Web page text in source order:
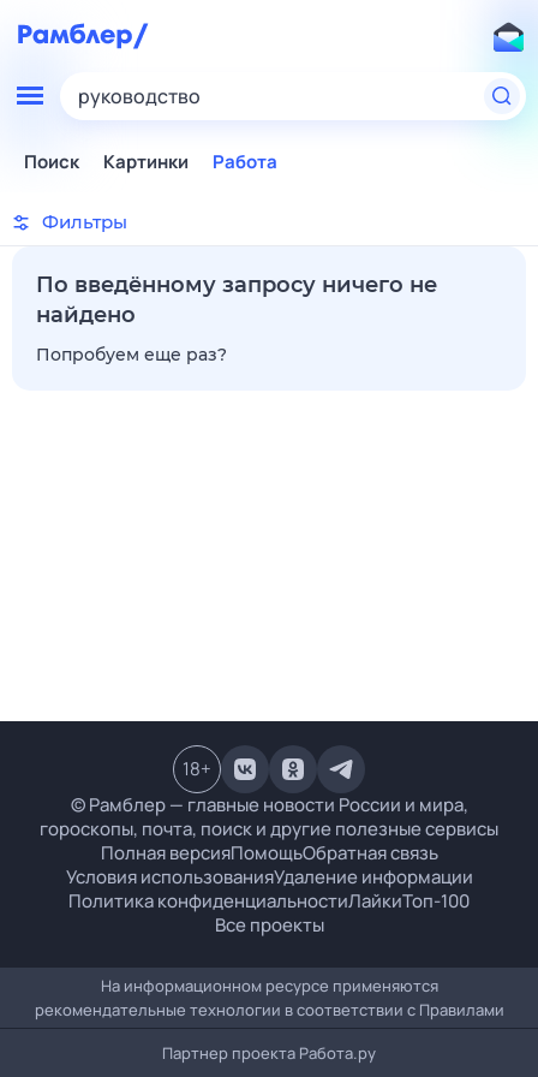
руководство
Поиск Картинки Работа
Фильтры
По введённому запросу ничего не
найдено
Попробуем еще раз?
© Рамблер — главные новости России и мира,
гороскопы, почта, поиск и другие полезные сервисы
Полная версияПомощьОбратная связь
Условия использованияУдаление информации
Политика конфиденциальностиЛайкиТоп-100
Все проекты
18+
На информационном ресурсе применяются
рекомендательные технологии в соответствии с Правилами
Партнер проекта Работа.ру